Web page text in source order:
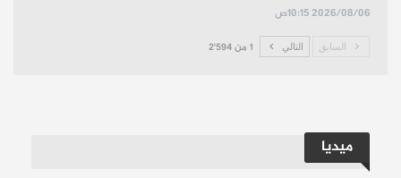
2026/08/06 10:15ص
السابق التالي 1 من 2٬594
ميديا